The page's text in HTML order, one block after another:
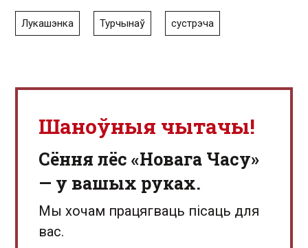
Лукашэнка Турчынаў сустрэча
Шаноўныя чытачы!
Сёння лёс «Новага Часу»
— у вашых руках.
Мы хочам працягваць пісаць для
вас.